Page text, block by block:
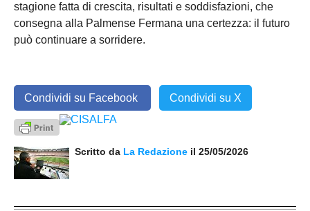
stagione fatta di crescita, risultati e soddisfazioni, che
consegna alla Palmense Fermana una certezza: il futuro
può continuare a sorridere.
Condividi su Facebook Condividi su X
Scritto da La Redazione il 25/05/2026